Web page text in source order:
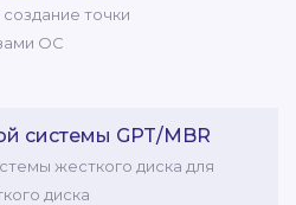
точки
ОС
системы GPT/MBR
жесткого диска для
диска